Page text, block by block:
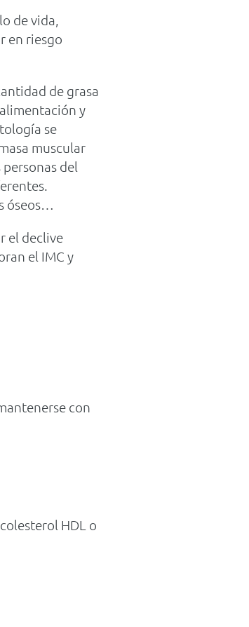
de vida,
en riesgo
de grasa
y
se
muscular
del
óseos…
el declive
el IMC y
con
HDL o